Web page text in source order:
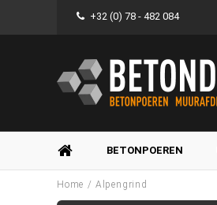
+32 (0) 78 - 482 084
BETONPOEREN
Home / Alpengrind